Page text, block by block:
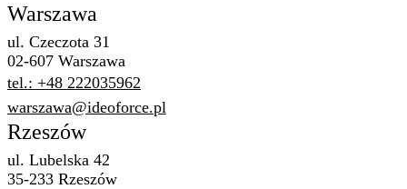
Warszawa
ul. Czeczota 31
02-607 Warszawa
tel.: +48 222035962
warszawa@ideoforce.pl
Rzeszów
ul. Lubelska 42
35-233 Rzeszów